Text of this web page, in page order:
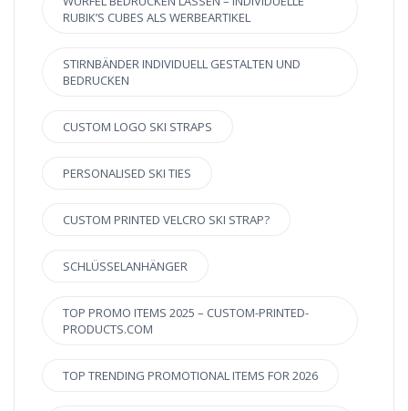
RUBIK’S CUBES ALS WERBEARTIKEL
STIRNBÄNDER INDIVIDUELL GESTALTEN UND
BEDRUCKEN
CUSTOM LOGO SKI STRAPS
PERSONALISED SKI TIES
CUSTOM PRINTED VELCRO SKI STRAP?
SCHLÜSSELANHÄNGER
TOP PROMO ITEMS 2025 – CUSTOM-PRINTED-
PRODUCTS.COM
TOP TRENDING PROMOTIONAL ITEMS FOR 2026